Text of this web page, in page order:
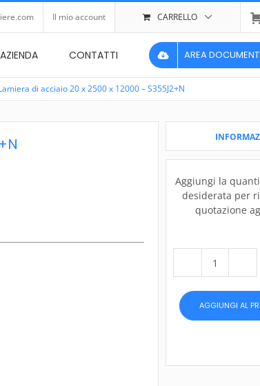
Il mio account CARRELLO
AZIENDA CONTATTI AREA DOCUMENTI
di acciaio 20 x 2500 x 12000 – S355J2+N
Aggiungi la
desiderata per
quotazione
Lamiera
acciaio
20
x
AGGIUNGI AL